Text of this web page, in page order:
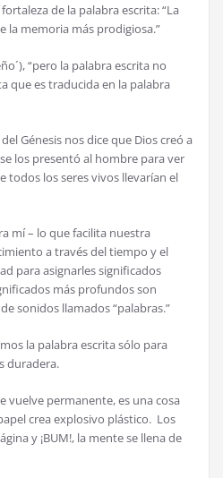
de la palabra escrita: “La
la memoria más prodigiosa.”
“pero la palabra escrita no
que es traducida en la palabra
Génesis nos dice que Dios creó a
los presentó al hombre para ver
todos los seres vivos llevarían el
mí – lo que facilita nuestra
a través del tiempo y el
para asignarles significados
más profundos son
sonidos llamados “palabras.”
la palabra escrita sólo para
duradera.
vuelve permanente, es una cosa
crea explosivo plástico. Los
y ¡BUM!, la mente se llena de